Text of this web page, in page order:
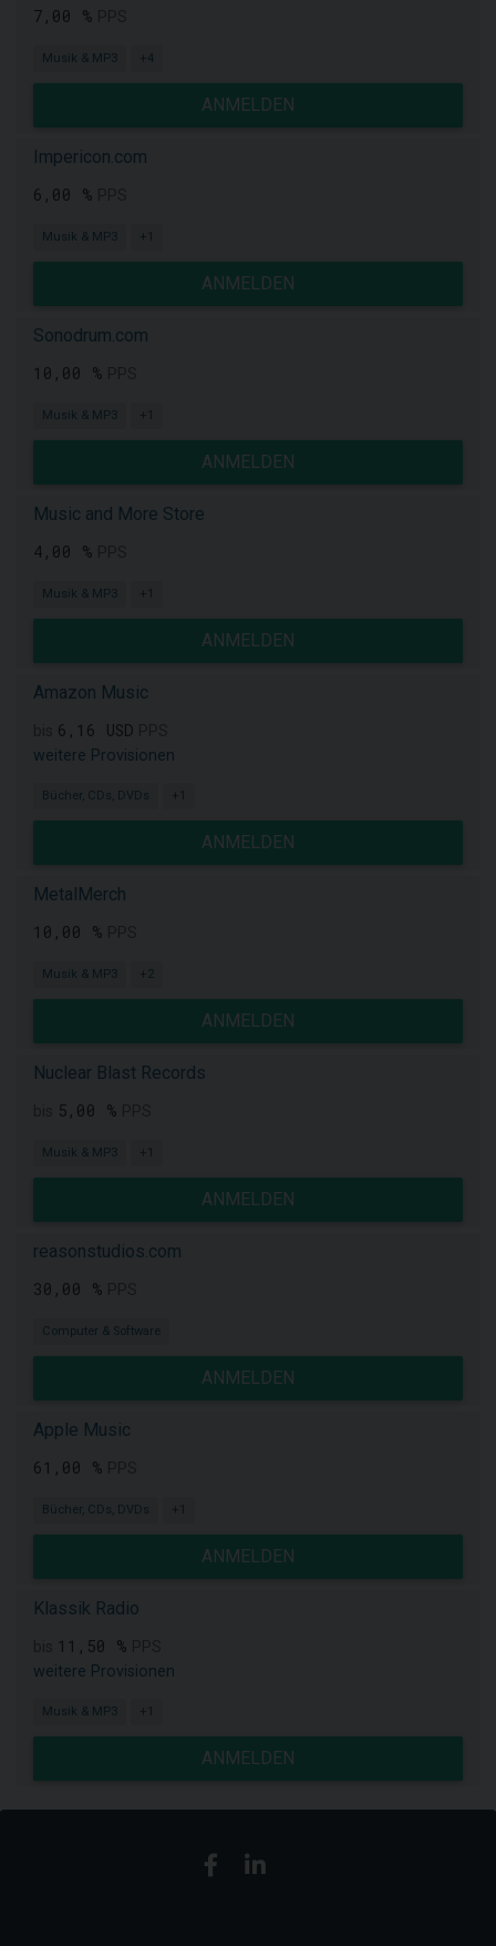
7,00 %
Musik & MP3 +4
ANMELDEN
Impericon.com
6,00 %
Musik & MP3 +1
ANMELDEN
Sonodrum.com
10,00 %
Musik & MP3 +1
ANMELDEN
Music and More Store
4,00 %
Musik & MP3 +1
ANMELDEN
Amazon Music
6,16 USD
weitere Provisionen
Bücher, CDs, DVDs +1
ANMELDEN
MetalMerch
10,00 %
Musik & MP3 +2
ANMELDEN
Nuclear Blast Records
5,00 %
Musik & MP3 +1
ANMELDEN
reasonstudios.com
30,00 %
Computer & Software
ANMELDEN
Apple Music
61,00 %
Bücher, CDs, DVDs +1
ANMELDEN
Klassik Radio
11,50 %
weitere Provisionen
Musik & MP3 +1
ANMELDEN